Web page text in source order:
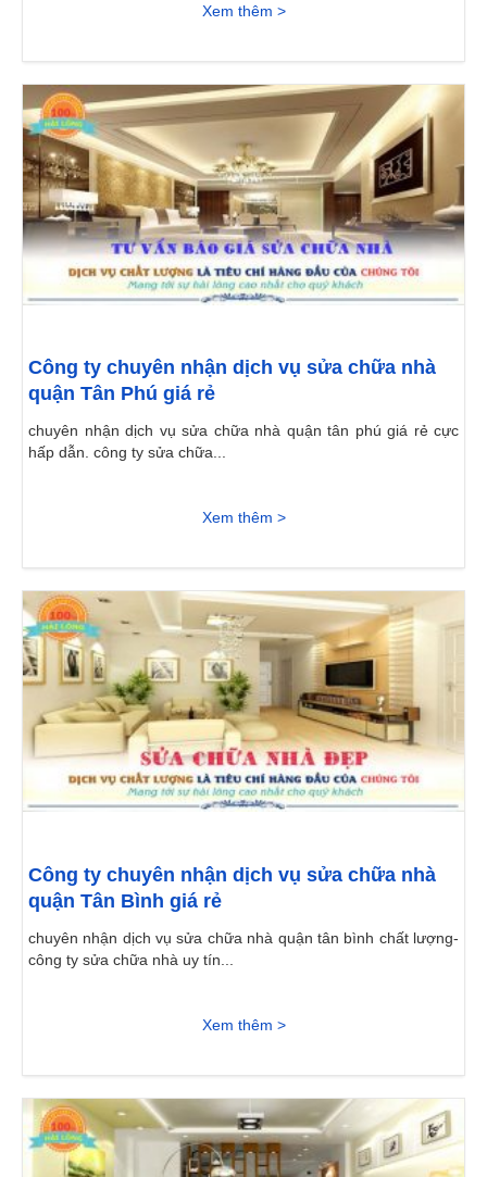
Xem thêm >
Công ty chuyên nhận dịch vụ sửa chữa nhà
quận Tân Phú giá rẻ
chuyên nhận dịch vụ sửa chữa nhà quận tân phú giá rẻ cực
hấp dẫn. công ty sửa chữa...
Xem thêm >
Công ty chuyên nhận dịch vụ sửa chữa nhà
quận Tân Bình giá rẻ
chuyên nhận dịch vụ sửa chữa nhà quận tân bình chất lượng-
công ty sửa chữa nhà uy tín...
Xem thêm >